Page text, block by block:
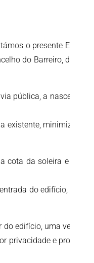
o presente Estudo
do Barreiro, distrito
pública, a nascente, e
minimizando
cota da soleira e outro
do edifício, o que
edifício, uma vez que
privacidade e proteção